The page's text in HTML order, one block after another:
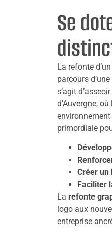
Se
La refonte
parcours
s’agit
d’Auvergne,
primordiale
Créer un
Faciliter
La refonte
logo aux
entreprise